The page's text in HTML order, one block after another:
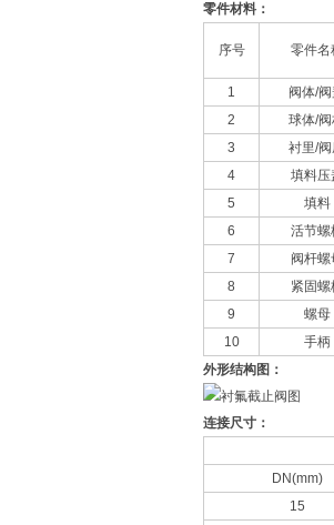
零件材料：
序号 零件名
1
阀体/
2
球体/
3
衬里/
4
填料压
5
填料
6
活节螺
7
阀杆螺
8
紧固螺
9
螺母
10
手柄
外形结构图：
连接尺寸：
DN(mm)
15